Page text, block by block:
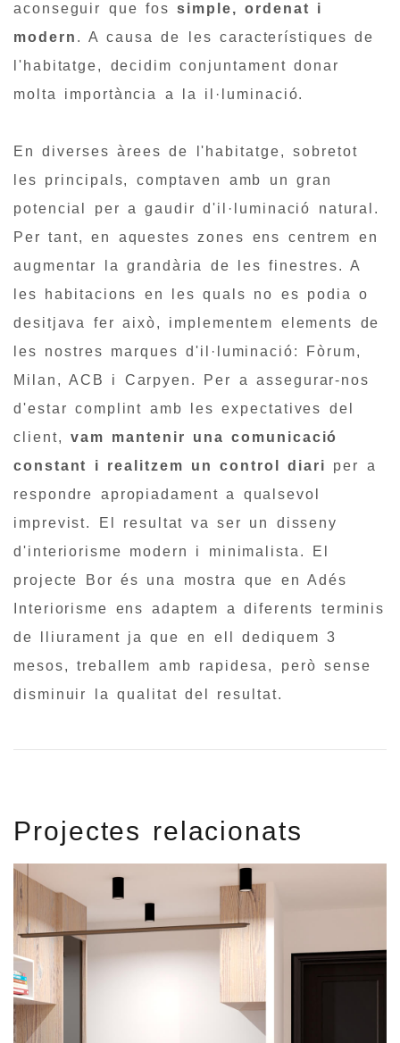
aconseguir que fossimple, ordenat i
modern . A causa de les característiques de
l'habitatge, decidim conjuntament donar
molta importància a la il·luminació.
En diverses àrees de l'habitatge, sobretot
les principals, comptaven amb un gran
potencial per a gaudir d'il·luminació natural.
Per tant, en aquestes zones ens centrem en
augmentar la grandària de les finestres. A
les habitacions en les quals no es podia o
desitjava fer això, implementem elements de
les nostres marques d'il·luminació: Fòrum,
Milan, ACB i Carpyen. Per a assegurar-nos
d'estar complint amb les expectatives del
client, vam mantenir una comunicació
constant i realitzem un control diari
per a
respondre apropiadament a qualsevol
imprevist. El resultat va ser un disseny
d'interiorisme modern i minimalista. El
projecte Bor és una mostra que en Adés
Interiorisme ens adaptem a diferents terminis
de lliurament ja que en ell dediquem 3
mesos, treballem amb rapidesa, però sense
disminuir la qualitat del resultat.
Projectes relacionats
Marquesa